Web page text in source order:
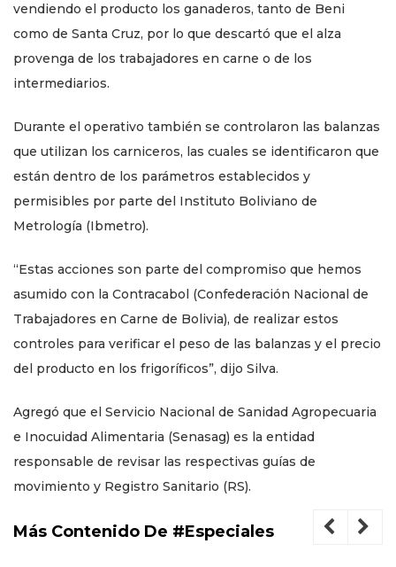
vendiendo el producto los ganaderos, tanto de Beni
como de Santa Cruz, por lo que descartó que el alza
provenga de los trabajadores en carne o de los
intermediarios.
Durante el operativo también se controlaron las balanzas
que utilizan los carniceros, las cuales se identificaron que
están dentro de los parámetros establecidos y
permisibles por parte del Instituto Boliviano de
Metrología (Ibmetro).
“Estas acciones son parte del compromiso que hemos
asumido con la Contracabol (Confederación Nacional de
Trabajadores en Carne de Bolivia), de realizar estos
controles para verificar el peso de las balanzas y el precio
del producto en los frigoríficos”, dijo Silva.
Agregó que el Servicio Nacional de Sanidad Agropecuaria
e Inocuidad Alimentaria (Senasag) es la entidad
responsable de revisar las respectivas guías de
movimiento y Registro Sanitario (RS).
Más Contenido De #Especiales